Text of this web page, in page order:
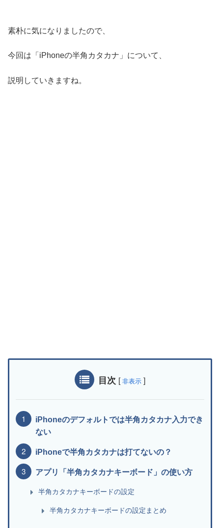
素朴に気になりましたので、
今回は「iPhoneの半角カタカナ」について、
説明していきますね。
目次 [ 非表示 ]
iPhoneのデフォルトでは半角カタカナ入力でき
ない
iPhoneで半角カタカナは打てないの？
アプリ「半角カタカナキーボード」の使い方
半角カタカナキーボードの設定
半角カタカナキーボードの設定まとめ